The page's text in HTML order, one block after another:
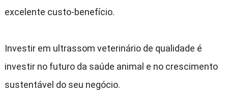
excelente custo-benefício.
Investir em ultrassom veterinário de qualidade é
investir no futuro da saúde animal e no crescimento
sustentável do seu negócio.